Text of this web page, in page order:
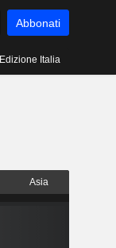
Abbonati
Edizione Italia
Asia